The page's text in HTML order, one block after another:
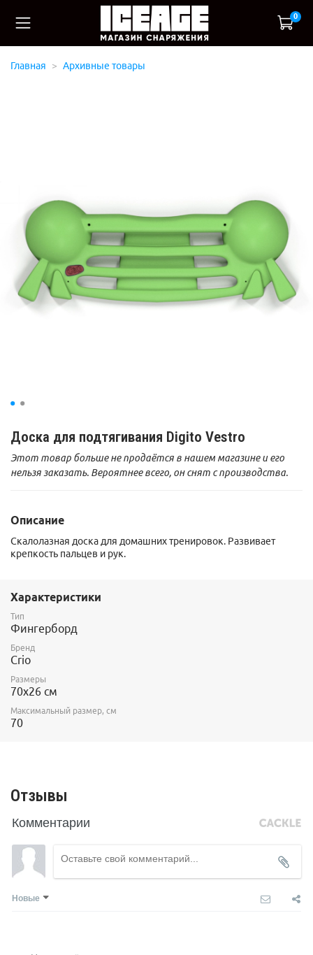
0
Главная Архивные товары
Доска для подтягивания Digito Vestro
Этот товар больше не продаётся в нашем магазине и его
нельзя заказать. Вероятнее всего, он снят с производства.
Описание
Скалолазная доска для домашних тренировок. Развивает
крепкость пальцев и рук.
Характеристики
Тип
Фингерборд
Бренд
Crio
Размеры
70х26 см
Максимальный размер, см
70
Отзывы
Комментарии
Новые